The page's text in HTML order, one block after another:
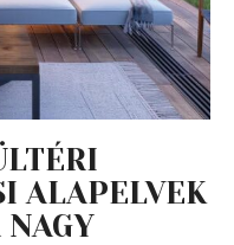
ALAPELVEK